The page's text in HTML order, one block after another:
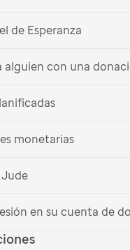
de Esperanza
alguien con una
monetarias
Jude
en su cuenta de